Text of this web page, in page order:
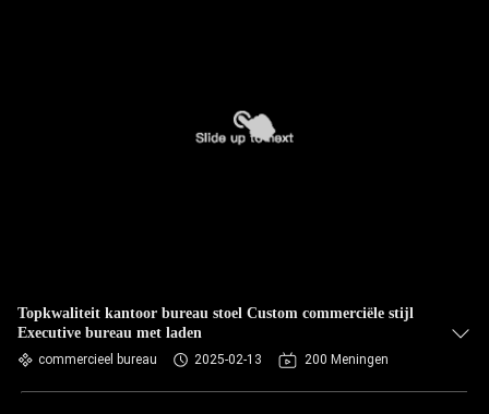
Topkwaliteit kantoor bureau stoel Custom commerciële stijl
Executive bureau met laden
commercieel bureau 2025-02-13 200 Meningen